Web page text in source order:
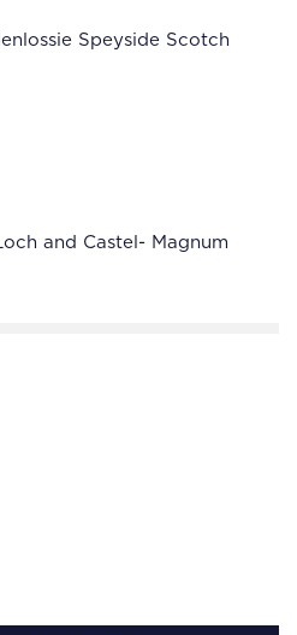
Speyside Scotch
and Castel- Magnum